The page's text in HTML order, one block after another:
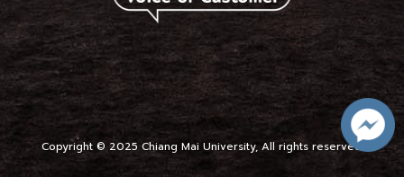
Copyright © 2025 Chiang Mai University, All rights reserved.